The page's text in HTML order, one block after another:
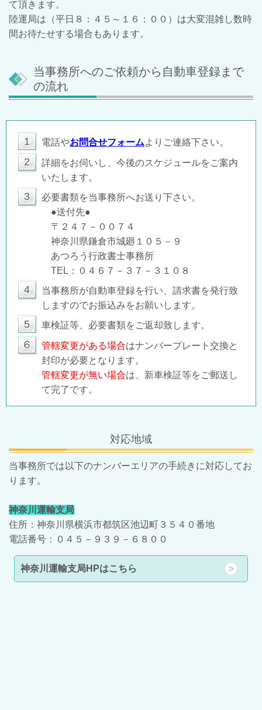
て頂きます。
陸運局は（平日８：４５～１６：００）は大変混雑し数時
間お待たせする場合もあります。
当事務所へのご依頼から自動車登録まで
の流れ
1 電話やお問合せフォームよりご連絡下さい。
2
詳細をお伺いし、今後のスケジュールをご案内
いたします。
3
必要書類を当事務所へお送り下さい。
●送付先●
〒２４７－００７４
神奈川県鎌倉市城廻１０５－９
あつろう行政書士事務所
TEL：０４６７－３７－３１０８
4
当事務所が自動車登録を行い、請求書を発行致
しますのでお振込みをお願いします。
5 車検証等、必要書類をご返却致します。
６ 管轄変更がある場合はナンバープレート交換と
封印が必要となります。
管轄変更が無い場合は、新車検証等をご郵送し
て完了です。
対応地域
当事務所では以下のナンバーエリアの手続きに対応してお
ります。
神奈川運輸支局
住所：神奈川県横浜市都筑区池辺町３５４０番地
電話番号：０４５－９３９－６８００
神奈川運輸支局HPはこちら